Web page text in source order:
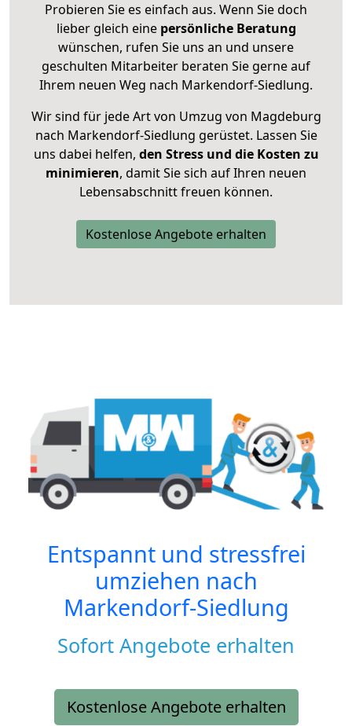
Probieren Sie es einfach aus. Wenn Sie doch
lieber gleich eine persönliche Beratung
wünschen, rufen Sie uns an und unsere
geschulten Mitarbeiter beraten Sie gerne auf
Ihrem neuen Weg nach Markendorf-Siedlung.
Wir sind für jede Art von Umzug von Magdeburg
nach Markendorf-Siedlung gerüstet. Lassen Sie
uns dabei helfen, den Stress und die Kosten zu
minimieren, damit Sie sich auf Ihren neuen
Lebensabschnitt freuen können.
Kostenlose Angebote erhalten
Entspannt und stressfrei
umziehen nach
Markendorf-Siedlung
Sofort Angebote erhalten
Kostenlose Angebote erhalten